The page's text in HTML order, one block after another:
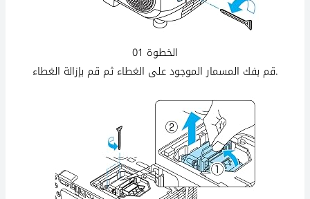
الخطوة 01
قم بفك المسمار الموجود على الغطاء ثم قم بإزالة الغطاء.